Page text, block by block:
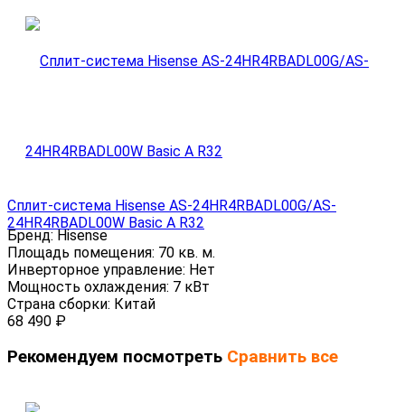
Сплит-система Hisense AS-24HR4RBADL00G/AS-
24HR4RBADL00W Basic A R32
Бренд: Hisense
Площадь помещения: 70 кв. м.
Инверторное управление: Нет
Мощность охлаждения: 7 кВт
Страна сборки: Китай
68 490 ₽
Рекомендуем посмотреть Сравнить все